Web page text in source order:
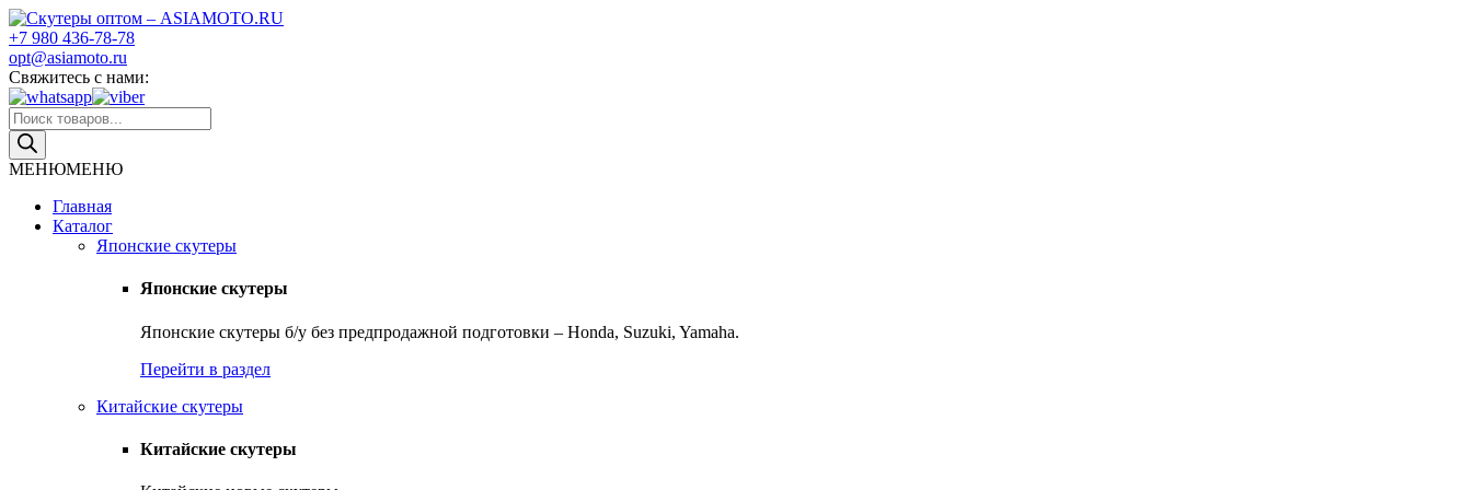
Skip
to
content
Скутеры оптом – ASIAMOTO.RU
Японские и китайские скутеры оптом
+7 980 436-78-78
opt@asiamoto.ru
Свяжитесь с нами:
Поиск
товаров
МЕНЮМЕНЮ
Главная
Каталог
Японские скутеры
Японские скутеры
Японские скутеры б/у без предпродажной подготовки – Honda, Suzuki, Yamaha.
Перейти в раздел
Китайские скутеры
Китайские скутеры